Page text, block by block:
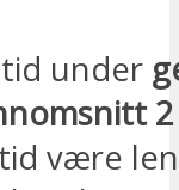
under
være